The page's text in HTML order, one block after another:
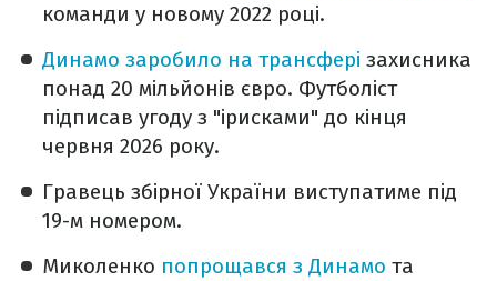
команди у новому 2022 році.
Динамо заробило на трансфері захисника
понад 20 мільйонів євро. Футболіст
підписав угоду з "ірисками" до кінця
червня 2026 року.
Гравець збірної України виступатиме під
19-м номером.
Миколенко попрощався з Динамо та